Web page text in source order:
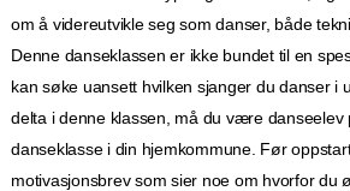
om å videreutvikle seg som danser, både
Denne danseklassen er ikke bundet til en
kan søke uansett hvilken sjanger du danser i
delta i denne klassen, må du være danseelev
danseklasse i din hjemkommune. Før
motivasjonsbrev som sier noe om hvorfor du